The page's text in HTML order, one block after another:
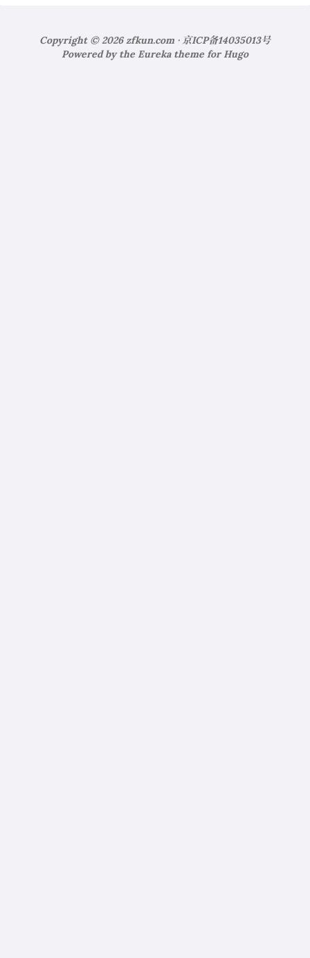
Copyright © 2026zfkun.com · 京ICP备14035013号
Powered by the Eurekatheme for Hugo